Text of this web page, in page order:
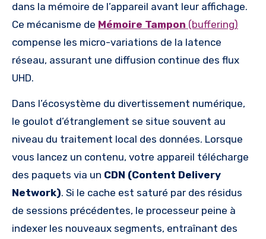
dans la mémoire de l’appareil avant leur affichage.
Ce mécanisme de Mémoire Tampon (buffering)
compense les micro-variations de la latence
réseau, assurant une diffusion continue des flux
UHD.
Dans l’écosystème du divertissement numérique,
le goulot d’étranglement se situe souvent au
niveau du traitement local des données. Lorsque
vous lancez un contenu, votre appareil télécharge
des paquets via un CDN (Content Delivery
Network). Si le cache est saturé par des résidus
de sessions précédentes, le processeur peine à
indexer les nouveaux segments, entraînant des